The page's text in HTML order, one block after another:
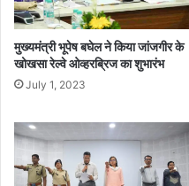
मुख्यमंत्री भूपेष बघेल ने किया जांजगीर के
खोखसा रेल्वे ओव्हरब्रिज का शुभारंभ
July 1, 2023